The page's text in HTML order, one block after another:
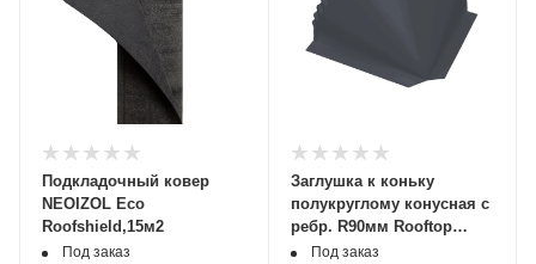
Подкладочный ковер
NEOIZOL Eco
Roofshield,15м2
Под заказ
Заглушка к коньку
полукруглому конусная с
ребр. R90мм Rooftop
БАРХАТ (Matt) RAL9005 PE
Под заказ